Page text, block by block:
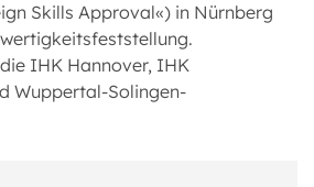
Skills Approval«) in Nürnberg
IHK Hannover, IHK
Wuppertal-Solingen-